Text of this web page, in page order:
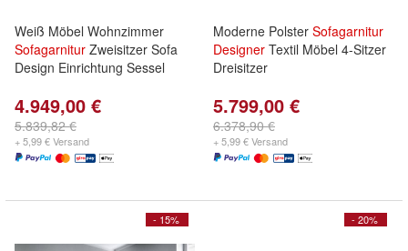
Weiß Möbel Wohnzimmer
Sofagarnitur Zweisitzer Sofa
Design Einrichtung Sessel
4.949,00 €
5.839,82 €
+ 5,99 € Versand
Moderne Polster Sofagarnitur
Designer Textil Möbel 4-Sitzer
Dreisitzer
5.799,00 €
6.378,90 €
+ 5,99 € Versand
- 15% - 20%